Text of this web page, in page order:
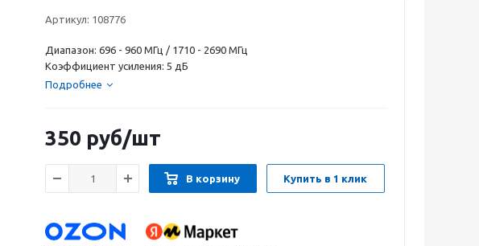
Артикул: 108776
Диапазон: 696 - 960 МГц / 1710 - 2690 МГц
Коэффициент усиления: 5 дБ
Подробнее
350 руб/шт
В корзину Купить в 1 клик